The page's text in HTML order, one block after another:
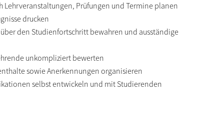
Lehrveranstaltungen, Prüfungen und Termine planen
drucken
den Studienfortschritt bewahren und ausständige
unkompliziert bewerten
sowie Anerkennungen organisieren
selbst entwickeln und mit Studierenden